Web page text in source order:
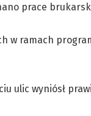
prace
ramach
ulic wyniósł